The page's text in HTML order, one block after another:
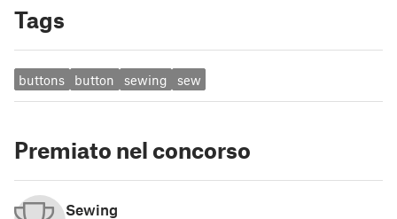
Tags
buttons button sewing sew
Premiato nel concorso
Sewing